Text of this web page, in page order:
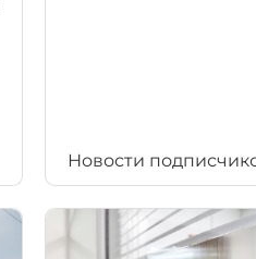
Новости